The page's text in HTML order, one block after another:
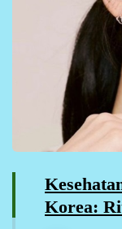
Korea: